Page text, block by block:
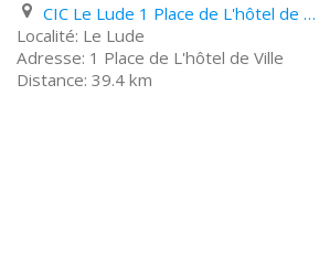
CIC Le Lude 1 Place de L'hôtel de Ville
Le Lude
1 Place de L'hôtel de Ville
39.4 km